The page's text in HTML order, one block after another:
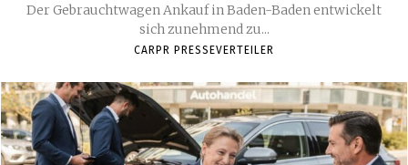
Der Gebrauchtwagen Ankauf in Baden-Baden entwickelt
sich zunehmend zu...
CARPR PRESSEVERTEILER